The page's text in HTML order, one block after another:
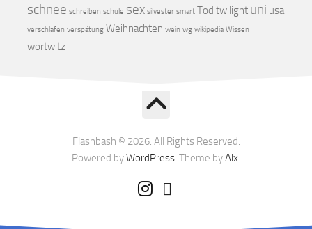
schnee schreiben schule sex silvester smart Tod twilight uni usa
verschlafen verspätung Weihnachten wein wg wikipedia Wissen
wortwitz
Flashbash © 2026. All Rights Reserved.
Powered byWordPress . Theme byAlx